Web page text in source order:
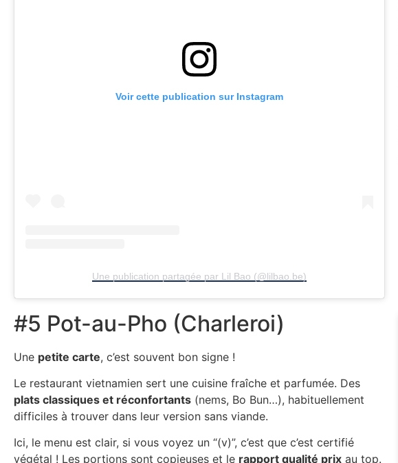
Voir cette publication sur Instagram
Une publication partagée par Lil Bao (@lilbao.be)
#5 Pot-au-Pho (Charleroi)
Une petite carte, c’est souvent bon signe !
Le restaurant vietnamien sert une cuisine fraîche et parfumée. Des
plats classiques et réconfortants (nems, Bo Bun…), habituellement
difficiles à trouver dans leur version sans viande.
Ici, le menu est clair, si vous voyez un “(v)”, c’est que c’est certifié
végétal ! Les portions sont copieuses et le rapport qualité prix au top.